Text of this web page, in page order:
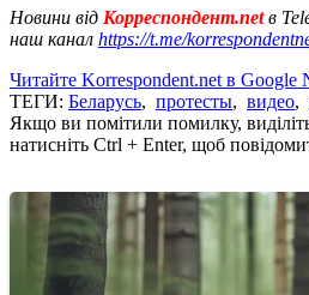
Новини від Корреспондент.netв
наш канал https://t.me/
Читайте Korrespondent.net в Google
ТЕГИ: Беларусь, протесты, видео,
Якщо ви помітили помилку,
натисніть Ctrl + Enter, щоб